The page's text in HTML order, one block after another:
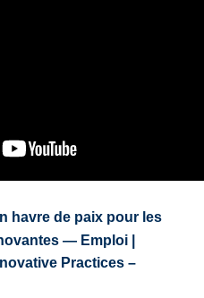
havre de paix pour les
— Emploi |
Practices –